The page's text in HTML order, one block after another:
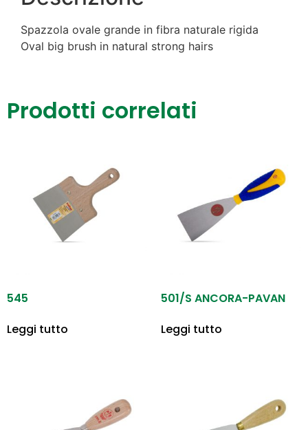
Spazzola ovale grande in fibra naturale rigida
Oval big brush in natural strong hairs
Prodotti correlati
545
Leggi tutto
501/S ANCORA-PAVAN
Leggi tutto